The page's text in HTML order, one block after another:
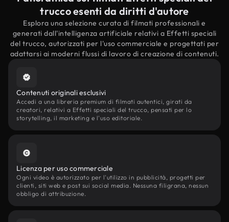
trucco esenti da diritti d'autore
Esplora una selezione curata di filmati professionali e
generati dall'intelligenza artificiale relativi a Effetti speciali
del trucco, autorizzati per l'uso commerciale e progettati per
adattarsi ai moderni flussi di lavoro di creazione di contenuti.
Contenuti originali esclusivi
Accedi a una libreria premium di filmati autentici, girati da
creatori, relativi a Effetti speciali del trucco, pensati per lo
storytelling, il marketing e l'uso editoriale.
Licenza per uso commerciale
Ogni video è autorizzato per l'utilizzo in pubblicità, progetti per
clienti, siti web e post sui social media. Nessuna filigrana, nessun
obbligo di attribuzione.